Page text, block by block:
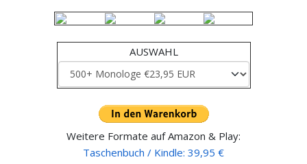
AUSWAHL
Weitere Formate auf Amazon & Play:
Taschenbuch / Kindle: 39,95 €